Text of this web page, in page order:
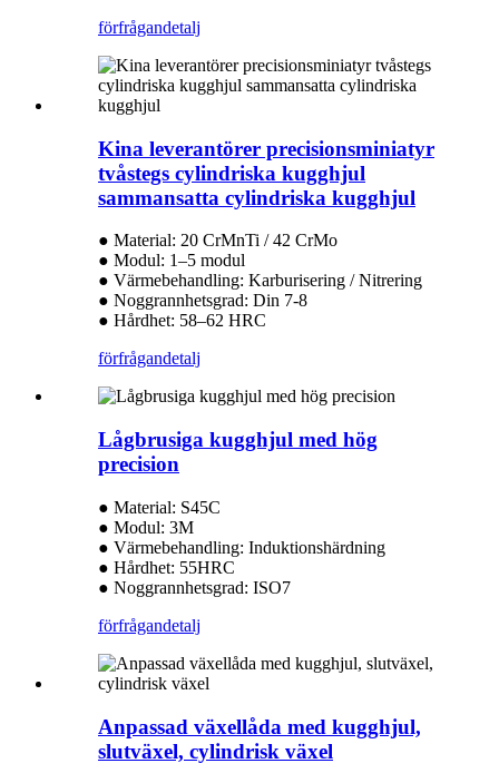
förfrågandetalj
Kina leverantörer precisionsminiatyr
tvåstegs cylindriska kugghjul
sammansatta cylindriska kugghjul
● Material: 20 CrMnTi / 42 CrMo
● Modul: 1–5 modul
● Värmebehandling: Karburisering / Nitrering
● Noggrannhetsgrad: Din 7-8
● Hårdhet: 58–62 HRC
förfrågandetalj
Lågbrusiga kugghjul med hög
precision
● Material: S45C
● Modul: 3M
● Värmebehandling: Induktionshärdning
● Hårdhet: 55HRC
● Noggrannhetsgrad: ISO7
förfrågandetalj
Anpassad växellåda med kugghjul,
slutväxel, cylindrisk växel